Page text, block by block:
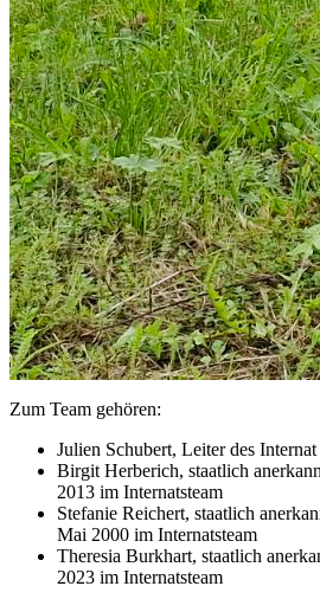
Zum Team gehören:
Julien Schubert, Leiter des Internat
Birgit Herberich, staatlich
2013 im Internatsteam
Stefanie Reichert, staatlich
Mai 2000 im Internatsteam
Theresia Burkhart, staatlich
2023 im Internatsteam